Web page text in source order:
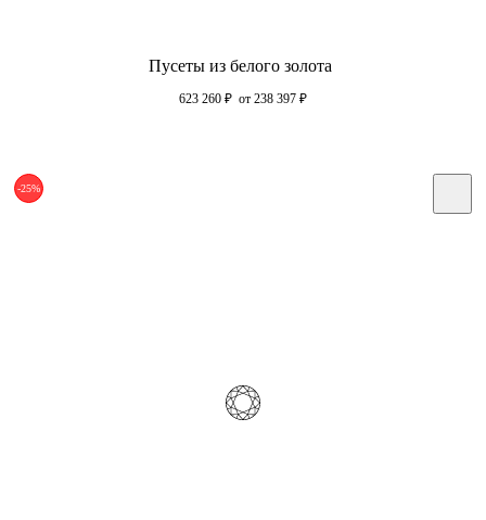
Пусеты из белого золота
623 260 ₽ от 238 397 ₽
-25%